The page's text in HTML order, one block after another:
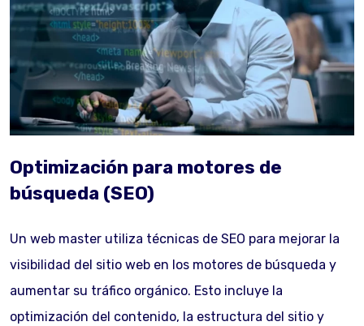
Optimización para motores de
búsqueda (SEO)
Un web master utiliza técnicas de SEO para mejorar la
visibilidad del sitio web en los motores de búsqueda y
aumentar su tráfico orgánico. Esto incluye la
optimización del contenido, la estructura del sitio y